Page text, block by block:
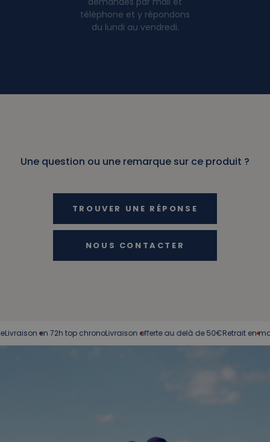
téléphone et y répondons
du lundi au vendredi.
Une question ou une remarque sur ce produit ?
TROUVER UNE RÉPONSE
NOUS CONTACTER
en 72h top chronoLivraison offerte au delà de 50€Retrait en magasin